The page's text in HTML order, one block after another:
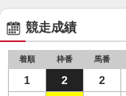
競走成績
着順 枠番 馬番
1 2 2